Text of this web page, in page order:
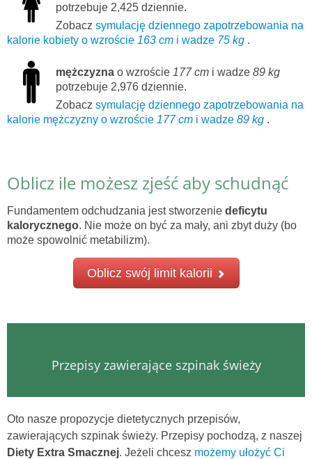
potrzebuje 2,425 dziennie.
Zobacz symulację dziennego zapotrzebowania na
kalorie kobiety o wzroście 163 cm i wadze 75 kg .
mężczyzna o wzroście 177 cm i wadze 89 kg
potrzebuje 2,976 dziennie.
Zobacz symulację dziennego zapotrzebowania na
kalorie mężczyzny o wzroście 177 cm i wadze 89 kg .
Oblicz ile możesz zjeść aby schudnąć
Fundamentem odchudzania jest stworzenie deficytu
kalorycznego. Nie może on być za mały, ani zbyt duży (bo
może spowolnić metabilizm).
Oblicz swój limit kalorii
Przepisy zawierające szpinak świeży
Oto nasze propozycje dietetycznych przepisów,
zawierających szpinak świeży. Przepisy pochodzą, z naszej
Diety Extra Smacznej. Jeżeli chcesz możemy ułożyć Ci